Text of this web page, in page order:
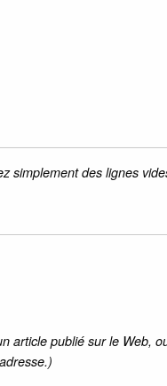
simplement des lignes
article publié sur le Web,